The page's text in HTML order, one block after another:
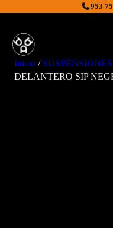
contenido
953
Inicio / SUSPENSIONES
DELANTERO SIP